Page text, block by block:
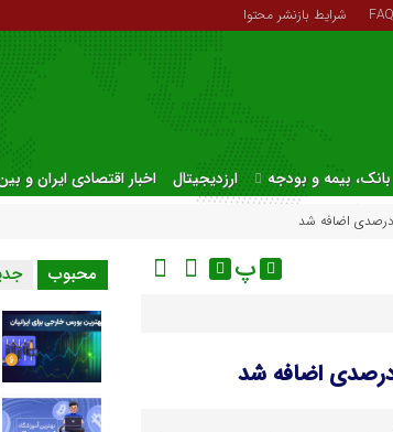
FAQ شرایط بازنشر محتوا
بانک، بیمه و بودجه ارزدیجیتال اخبار اقتصادی ایران و
پ محبوب